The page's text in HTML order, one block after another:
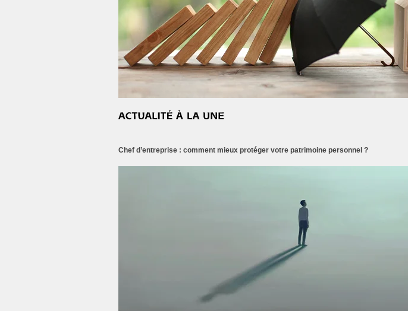
Chef d’entreprise : comment mieux protéger votre patrimoine personnel ?